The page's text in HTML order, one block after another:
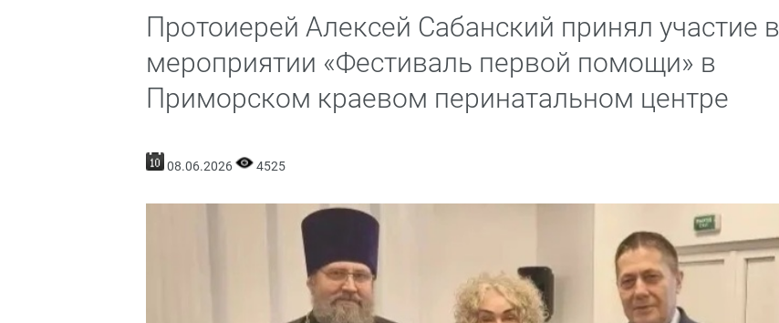
Протоиерей Алексей Сабанский принял участие в
мероприятии «Фестиваль первой помощи» в
Приморском краевом перинатальном центре
08.06.2026 4525